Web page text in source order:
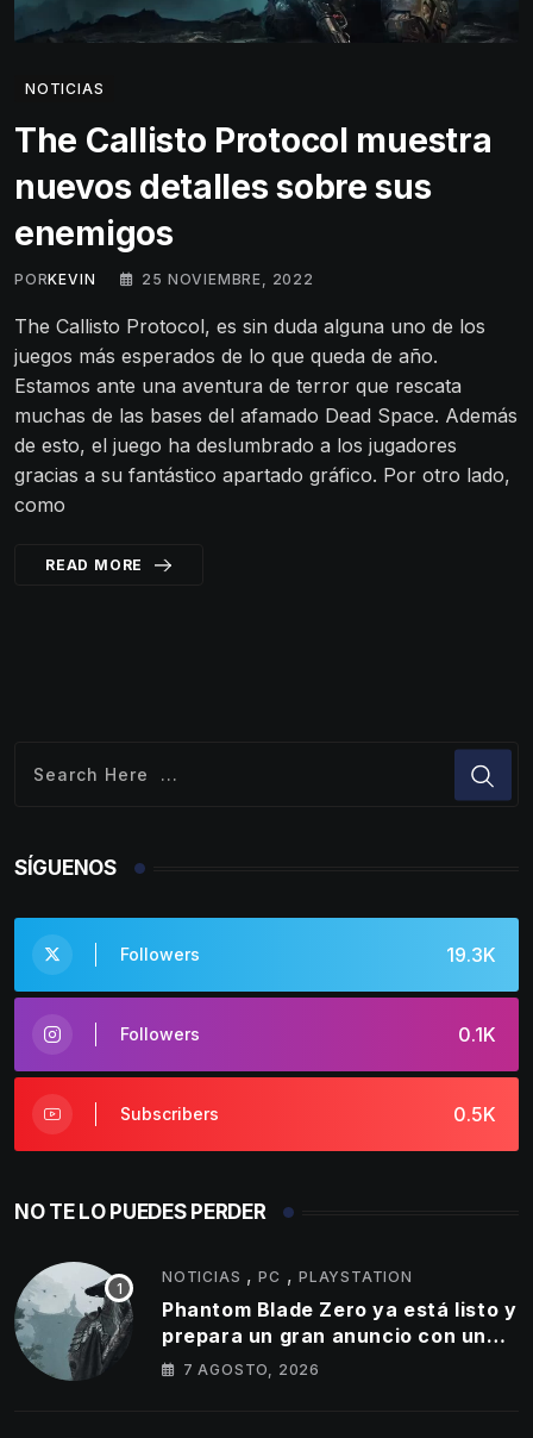
NOTICIAS
The Callisto Protocol muestra
nuevos detalles sobre sus
enemigos
PORKEVIN 25 NOVIEMBRE, 2022
The Callisto Protocol, es sin duda alguna uno de los
juegos más esperados de lo que queda de año.
Estamos ante una aventura de terror que rescata
muchas de las bases del afamado Dead Space. Además
de esto, el juego ha deslumbrado a los jugadores
gracias a su fantástico apartado gráfico. Por otro lado,
como
READ MORE
SÍGUENOS
19.3K
Followers
0.1K
Followers
0.5K
Subscribers
NO TE LO PUEDES PERDER
NOTICIAS ,PC ,PLAYSTATION
Phantom Blade Zero ya está listo y
prepara un gran anuncio con un
tráiler de 11 minutos
7 AGOSTO, 2026